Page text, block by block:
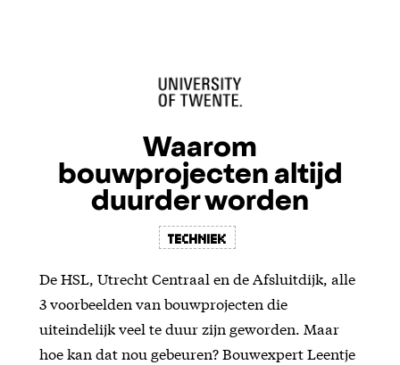
Waarom
bouwprojecten altijd
duurder worden
Techniek
De HSL, Utrecht Centraal en de Afsluitdijk, alle
3 voorbeelden van bouwprojecten die
uiteindelijk veel te duur zijn geworden. Maar
hoe kan dat nou gebeuren? Bouwexpert Leentje